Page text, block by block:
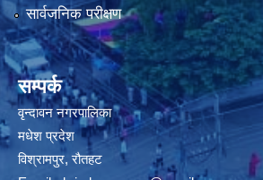
सार्वजनिक परीक्षण
सम्पर्क
वृन्दावन नगरपालिका
मधेश प्रदेश
विश्रामपुर, रौतहट